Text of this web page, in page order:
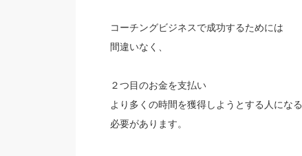
コーチングビジネスで成功するためには
間違いなく、
２つ目のお金を支払い
より多くの時間を獲得しようとする人になる
必要があります。